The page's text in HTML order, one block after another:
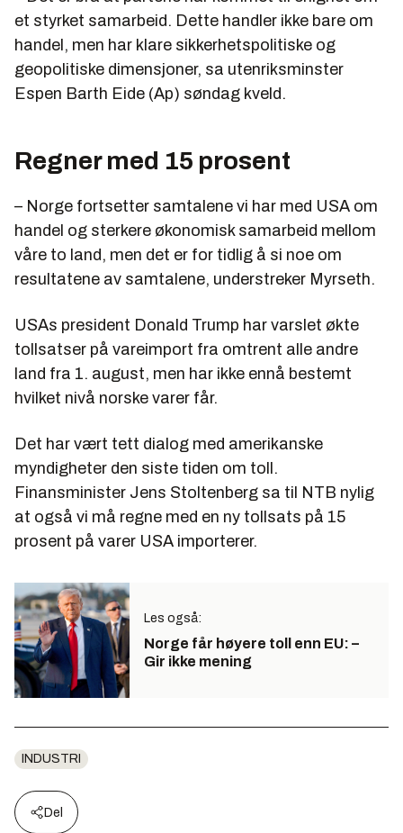
et styrket samarbeid. Dette handler ikke bare om
handel, men har klare sikkerhetspolitiske og
geopolitiske dimensjoner, sa utenriksminster
Espen Barth Eide (Ap) søndag kveld.
Regner med 15 prosent
– Norge fortsetter samtalene vi har med USA om
handel og sterkere økonomisk samarbeid mellom
våre to land, men det er for tidlig å si noe om
resultatene av samtalene, understreker Myrseth.
USAs president Donald Trump har varslet økte
tollsatser på vareimport fra omtrent alle andre
land fra 1. august, men har ikke ennå bestemt
hvilket nivå norske varer får.
Det har vært tett dialog med amerikanske
myndigheter den siste tiden om toll.
Finansminister Jens Stoltenberg sa til NTB nylig
at også vi må regne med en ny tollsats på 15
prosent på varer USA importerer.
Les også:
Norge får høyere toll enn EU: –
Gir ikke mening
INDUSTRI
Del